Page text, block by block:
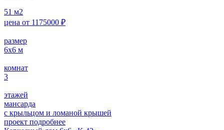
51 м2
цена от 1175000 ₽
размер
6х6 м
комнат
3
этажей
мансарда
с крыльцом и ломаной крышей
проект подробнее